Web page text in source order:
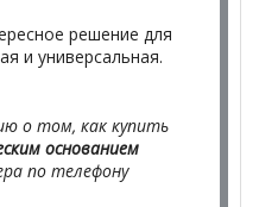
решение для
и универсальная.
о том, как купить
основанием
по телефону